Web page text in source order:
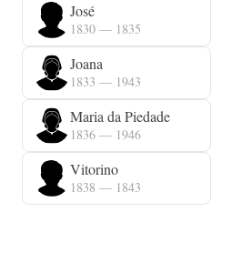
José
1830 — 1835
Joana
1833 — 1943
Maria da Piedade
1836 — 1946
Vitorino
1838 — 1843